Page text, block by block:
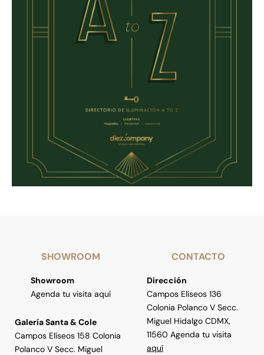
SHOWROOM
Showroom
Agenda tu visita aquí
Galería Santa & Cole
Campos Elíseos 158 Colonia
Polanco V Secc. Miguel
CONTACTO
Dirección
Campos Elíseos 136
Colonia Polanco V Secc.
Miguel Hidalgo CDMX,
11560 Agenda tu visita
aquí